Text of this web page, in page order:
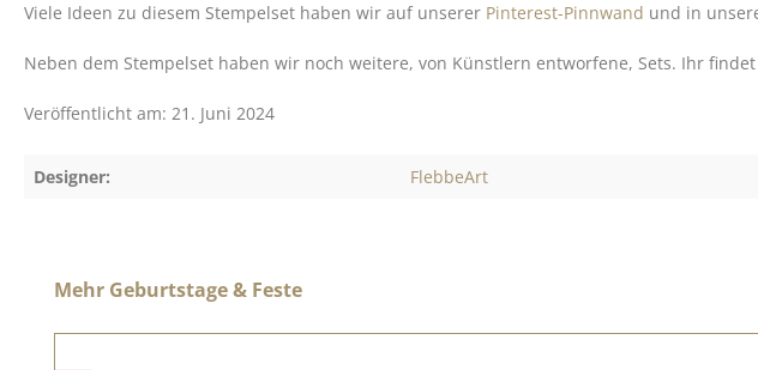
Viele Ideen zu diesem Stempelset haben wir auf unserer Pinterest-Pinnwand und in
Neben dem Stempelset haben wir noch weitere, von Künstlern entworfene, Sets. Ihr
Veröffentlicht am: 21. Juni 2024
Designer: FlebbeArt
Produktgalerie überspringen
Mehr Geburtstage & Feste